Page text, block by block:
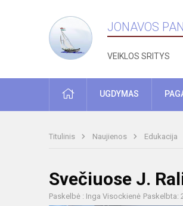
JONAVOS
VEIKLOS SRITYS
PRADŽIAUGDYMAS
Titulinis Naujienos Edukacija
Svečiuose J.
Paskelbė : Inga Visockienė Paskelbta: